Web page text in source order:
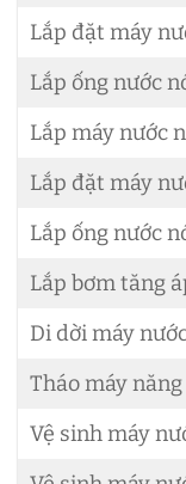
Lắp đặt máy
Lắp ống nước
Lắp máy nước
Lắp đặt máy
Lắp ống nước
Lắp bơm tăng
Di dời máy
Tháo máy
Vệ sinh máy